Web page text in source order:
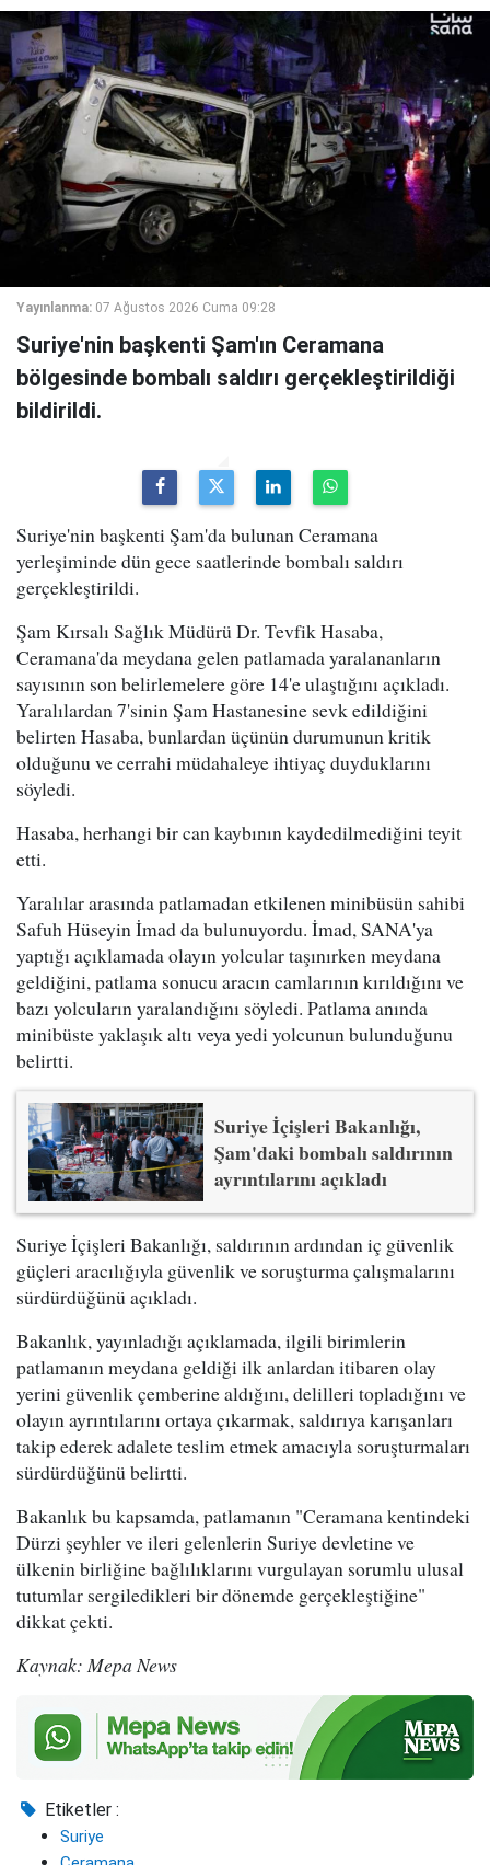
Yayınlanma: 07 Ağustos 2026 Cuma 09:28
Suriye'nin başkenti Şam'ın Ceramana
bölgesinde bombalı saldırı gerçekleştirildiği
bildirildi.
Suriye'nin başkenti Şam'da bulunan Ceramana
yerleşiminde dün gece saatlerinde bombalı saldırı
gerçekleştirildi.
Şam Kırsalı Sağlık Müdürü Dr. Tevfik Hasaba,
Ceramana'da meydana gelen patlamada yaralananların
sayısının son belirlemelere göre 14'e ulaştığını açıkladı.
Yaralılardan 7'sinin Şam Hastanesine sevk edildiğini
belirten Hasaba, bunlardan üçünün durumunun kritik
olduğunu ve cerrahi müdahaleye ihtiyaç duyduklarını
söyledi.
Hasaba, herhangi bir can kaybının kaydedilmediğini teyit
etti.
Yaralılar arasında patlamadan etkilenen minibüsün sahibi
Safuh Hüseyin İmad da bulunuyordu. İmad, SANA'ya
yaptığı açıklamada olayın yolcular taşınırken meydana
geldiğini, patlama sonucu aracın camlarının kırıldığını ve
bazı yolcuların yaralandığını söyledi. Patlama anında
minibüste yaklaşık altı veya yedi yolcunun bulunduğunu
belirtti.
Suriye İçişleri Bakanlığı,
Şam'daki bombalı saldırının
ayrıntılarını açıkladı
Suriye İçişleri Bakanlığı, saldırının ardından iç güvenlik
güçleri aracılığıyla güvenlik ve soruşturma çalışmalarını
sürdürdüğünü açıkladı.
Bakanlık, yayınladığı açıklamada, ilgili birimlerin
patlamanın meydana geldiği ilk anlardan itibaren olay
yerini güvenlik çemberine aldığını, delilleri topladığını ve
olayın ayrıntılarını ortaya çıkarmak, saldırıya karışanları
takip ederek adalete teslim etmek amacıyla soruşturmaları
sürdürdüğünü belirtti.
Bakanlık bu kapsamda, patlamanın "Ceramana kentindeki
Dürzi şeyhler ve ileri gelenlerin Suriye devletine ve
ülkenin birliğine bağlılıklarını vurgulayan sorumlu ulusal
tutumlar sergiledikleri bir dönemde gerçekleştiğine"
dikkat çekti.
Kaynak: Mepa News
Etiketler :
Suriye